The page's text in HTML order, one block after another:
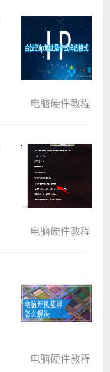
电脑硬件教程
电脑硬件教程
电脑硬件教程